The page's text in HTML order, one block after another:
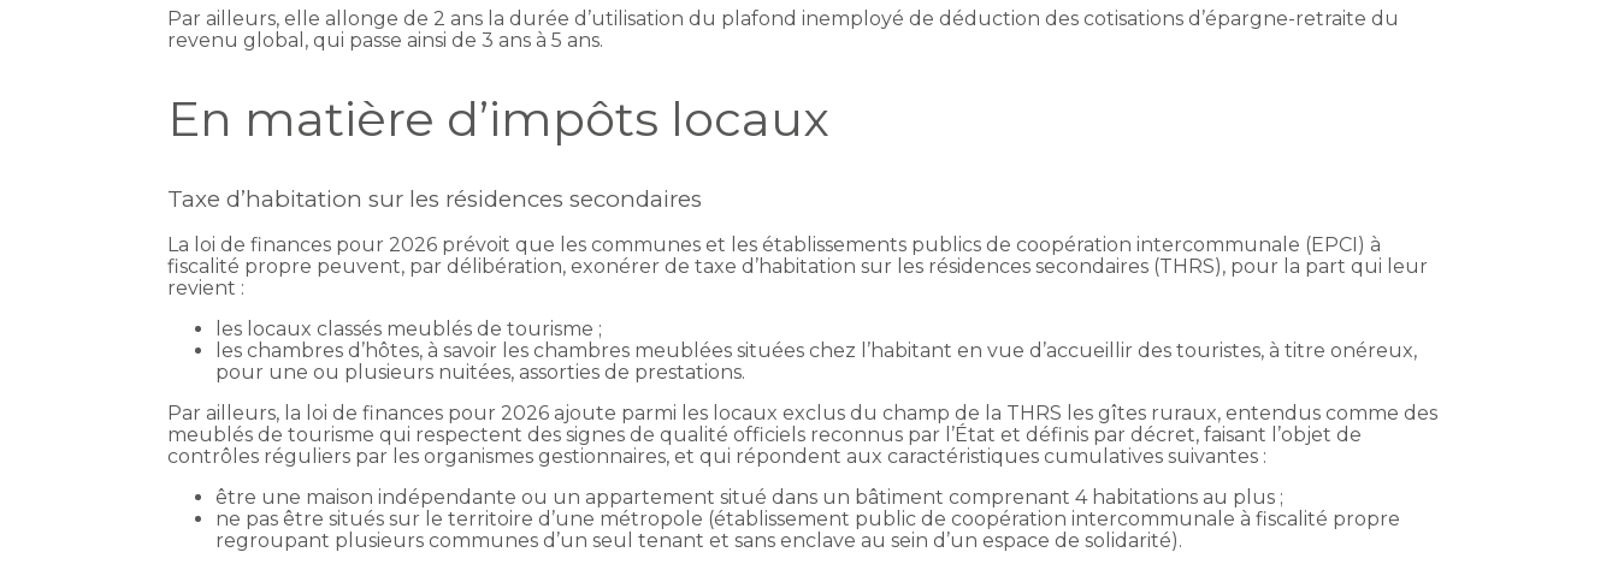
Par ailleurs, elle allonge de 2 ans la durée d’utilisation du plafond inemployé de déduction des cotisations d’épargne-retraite du
revenu global, qui passe ainsi de 3 ans à 5 ans.
En matière d’impôts locaux
Taxe d’habitation sur les résidences secondaires
La loi de finances pour 2026 prévoit que les communes et les établissements publics de coopération intercommunale (EPCI) à
fiscalité propre peuvent, par délibération, exonérer de taxe d’habitation sur les résidences secondaires (THRS), pour la part qui leur
revient :
les locaux classés meublés de tourisme ;
les chambres d’hôtes, à savoir les chambres meublées situées chez l’habitant en vue d’accueillir des touristes, à titre onéreux,
pour une ou plusieurs nuitées, assorties de prestations.
Par ailleurs, la loi de finances pour 2026 ajoute parmi les locaux exclus du champ de la THRS les gîtes ruraux, entendus comme des
meublés de tourisme qui respectent des signes de qualité officiels reconnus par l’État et définis par décret, faisant l’objet de
contrôles réguliers par les organismes gestionnaires, et qui répondent aux caractéristiques cumulatives suivantes :
être une maison indépendante ou un appartement situé dans un bâtiment comprenant 4 habitations au plus ;
ne pas être situés sur le territoire d’une métropole (établissement public de coopération intercommunale à fiscalité propre
regroupant plusieurs communes d’un seul tenant et sans enclave au sein d’un espace de solidarité).